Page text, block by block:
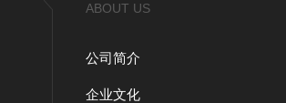
ABOUT US
公司简介
企业文化